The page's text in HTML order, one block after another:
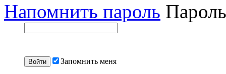
Напомнить пароль
Запомнить меня